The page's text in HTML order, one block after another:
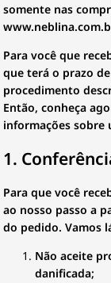
somente nas
Para você que
que terá o prazo
procedimento
Então, conheça
informações sobre
1.
Para que você
ao nosso passo a
do pedido. Vamos
Não aceite
danificada;